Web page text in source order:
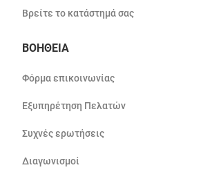
Βρείτε το κατάστημά σας
ΒΟΗΘΕΙΑ
Φόρμα επικοινωνίας
Εξυπηρέτηση Πελατών
Συχνές ερωτήσεις
Διαγωνισμοί